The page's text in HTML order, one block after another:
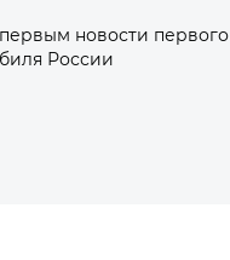
новости первого
России